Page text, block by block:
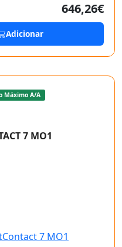
646,26€
Adicionar
Máximo A/A
7 MO1